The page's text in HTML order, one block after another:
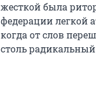
жесткой была
федерации легкой
когда от слов
столь